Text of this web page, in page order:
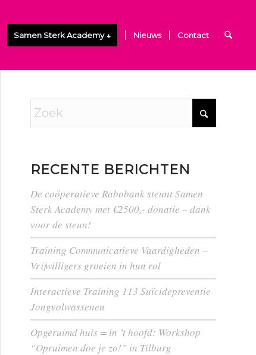
Samen Sterk Academy ↓ Nieuws Contact
RECENTE BERICHTEN
De coöperatieve Rabobank steunt Samen
Sterk Academy met €2500,- donatie – dank
voor de steun!
Training Communicatieve Vaardigheden –
Vrijwilligers groeien in hun rol
Interactieve Training 113 Suïcidepreventie
Jongvolwassenen
Opgeruimd huis = in ’t hoofd: Workshop
“Opruimen doe je zo!” in Tilburg